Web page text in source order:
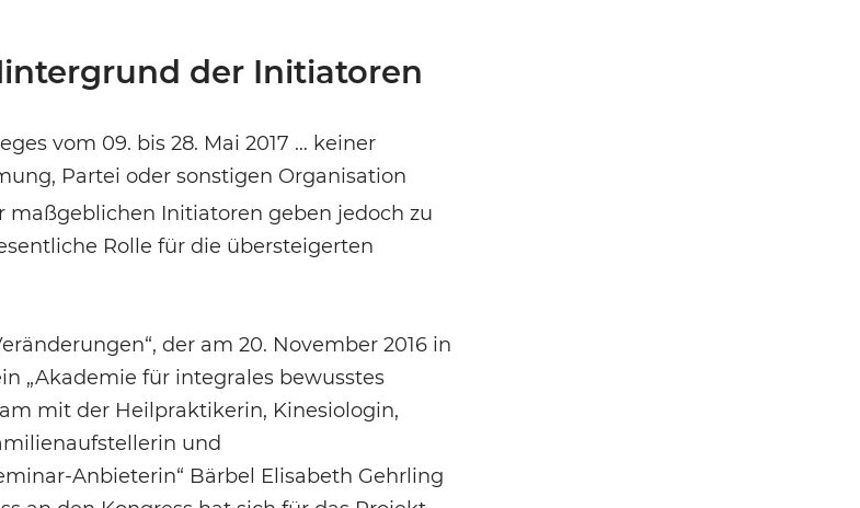
der Initiatoren
vom 09. bis 28. Mai 2017 … keiner
Partei oder sonstigen Organisation
Initiatoren geben jedoch zu
Rolle für die übersteigerten
der am 20. November 2016 in
„Akademie für integrales bewusstes
mit der Heilpraktikerin, Kinesiologin,
und
Anbieterin“ Bärbel Elisabeth Gehrling